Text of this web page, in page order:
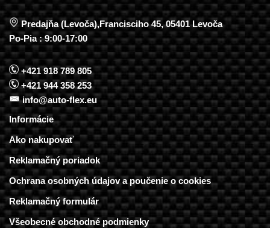
Predajňa (Levoča),Francisciho 45, 05401 Levoča
Po-Pia : 9:00-17:00
+421 918 789 805
+421 944 358 253
info@auto-flex.eu
Informácie
Ako nakupovať
Reklamačný poriadok
Ochrana osobných údajov a poučenie o cookies
Reklamačný formulár
Všeobecné obchodné podmienky